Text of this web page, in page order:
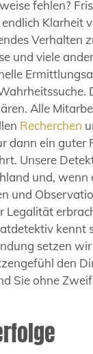
fehlen?
Klarheit
Verhalten
und viele
Alle
Recherchen
dann ein guter
Unsere
und,
und
Legalität
kennt
setzen
den
Sie ohne